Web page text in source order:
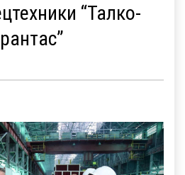
“Талко-